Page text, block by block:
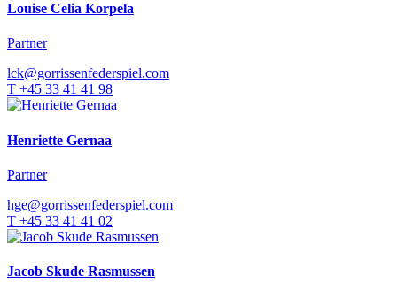
Louise Celia Korpela
Partner
lck@gorrissenfederspiel.com
T +45 33 41 41 98
Henriette Gernaa
Partner
hge@gorrissenfederspiel.com
T +45 33 41 41 02
Jacob Skude Rasmussen